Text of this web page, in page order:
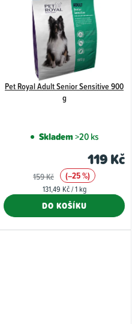
Pet Royal Adult Senior Sensitive 900
g
Skladem>20 ks
119 Kč
159 Kč (–25 %)
Měrná
131,49 Kč / 1 kg
DO KOŠÍKU